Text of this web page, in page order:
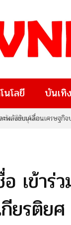
นโลยี บันเทิง
ล พิษณุโลก
เข้าร่
ยรติย